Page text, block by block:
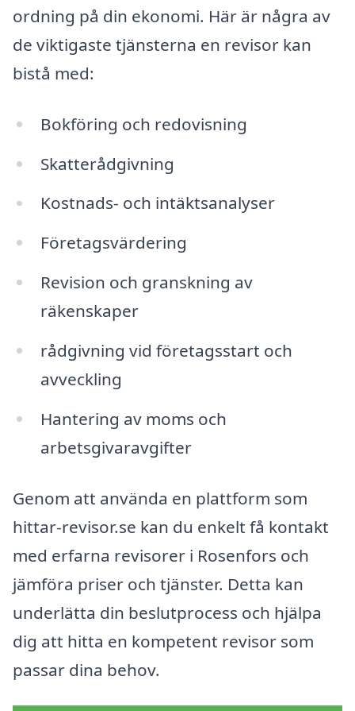
ordning på din ekonomi. Här är några av
de viktigaste tjänsterna en revisor kan
bistå med:
Bokföring och redovisning
Skatterådgivning
Kostnads- och intäktsanalyser
Företagsvärdering
Revision och granskning av
räkenskaper
rådgivning vid företagsstart och
avveckling
Hantering av moms och
arbetsgivaravgifter
Genom att använda en plattform som
hittar-revisor.se kan du enkelt få kontakt
med erfarna revisorer i Rosenfors och
jämföra priser och tjänster. Detta kan
underlätta din beslutprocess och hjälpa
dig att hitta en kompetent revisor som
passar dina behov.